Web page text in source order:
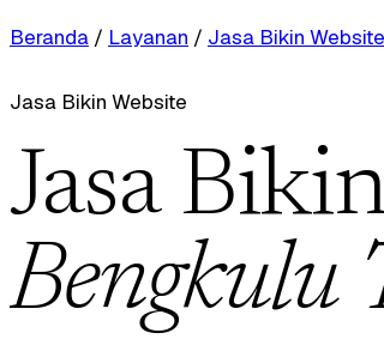
Beranda / Layanan / Jasa Bikin Website
Jasa Bikin Website
Jasa
Bengkulu